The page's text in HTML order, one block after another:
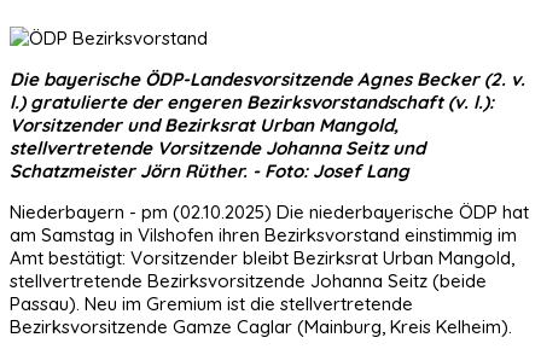
Die bayerische ÖDP-Landesvorsitzende Agnes Becker (2. v.
l.) gratulierte der engeren Bezirksvorstandschaft (v. l.):
Vorsitzender und Bezirksrat Urban Mangold,
stellvertretende Vorsitzende Johanna Seitz und
Schatzmeister Jörn Rüther. - Foto: Josef Lang
Niederbayern - pm (02.10.2025) Die niederbayerische ÖDP hat
am Samstag in Vilshofen ihren Bezirksvorstand einstimmig im
Amt bestätigt: Vorsitzender bleibt Bezirksrat Urban Mangold,
stellvertretende Bezirksvorsitzende Johanna Seitz (beide
Passau). Neu im Gremium ist die stellvertretende
Bezirksvorsitzende Gamze Caglar (Mainburg, Kreis Kelheim).